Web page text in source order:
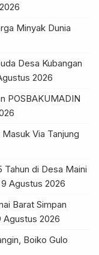
Minyak Dunia
Desa Kubangan
2026
POSBAKUMADIN
Via Tanjung
di Desa Maini
9 Agustus 2026
Barat Simpan
Agustus 2026
Boiko Gulo